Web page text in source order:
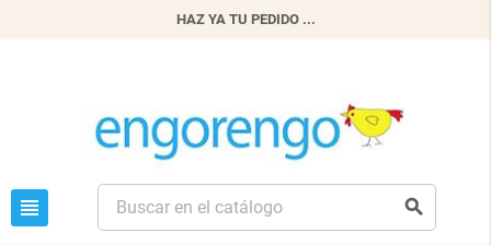
HAZ YA TU PEDIDO ...
view_headline search